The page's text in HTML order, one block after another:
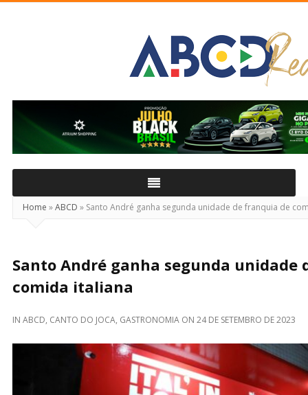
Real
Home »ABCD » Santo André ganha segunda unidade de franquia de
Santo André ganha segunda unidade
comida italiana
IN ABCD, CANTO DO JOCA, GASTRONOMIA ON 24 DE SETEMBRO DE 2023